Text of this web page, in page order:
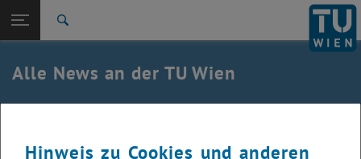
TU Login
Quicklinks
Quicklinks-Menü umschalten
Studium
Karriere
TU Wien Startseite
Alle News an der TU Wien
Hinweis zu Cookies und anderen